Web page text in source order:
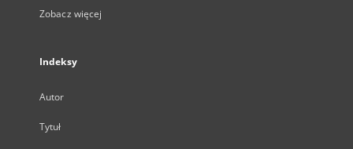
Zobacz więcej
Indeksy
Autor
Tytuł